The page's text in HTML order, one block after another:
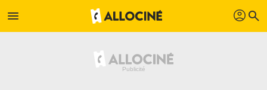
menu profil search